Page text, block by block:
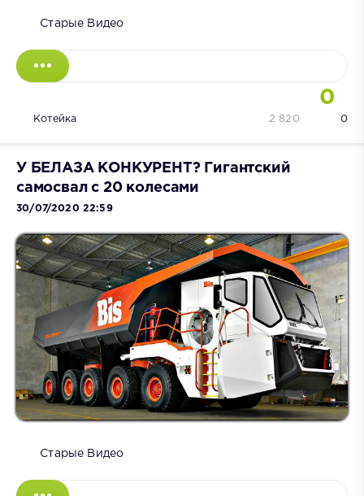
Старые Видео
0
Котейка 0
2 820
У БЕЛАЗА КОНКУРЕНТ? Гигантский
самосвал с 20 колесами
30/07/2020 22:59
Старые Видео